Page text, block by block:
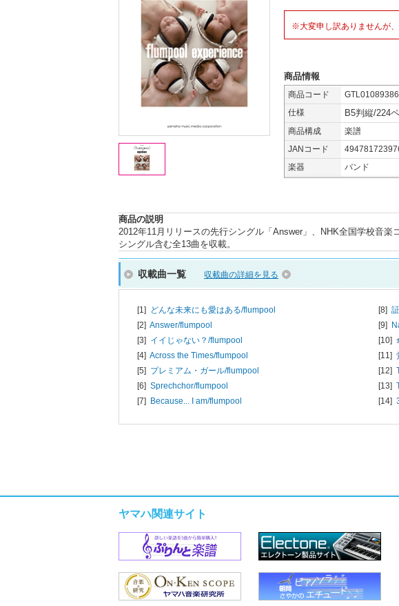
※大変申し訳ありませんが
商品情報
商品コード GTL01089386
仕様
B5判縦/224
商品構成
楽譜
JANコード
楽器
バンド
商品の説明
2012年11月リリースの先行シングル「Answer」、NHK全国学校音
シングル含む全13曲を収載。
収載曲一覧 収載曲の詳細を見る
[1] どんな未来にも愛はある/flumpool
[2] Answer/flumpool
[3] イイじゃない？/flumpool
[4] Across the Times/flumpool
[5] プレミアム・ガール/flumpool
[6] Sprechchor/flumpool
[7] Because... I am/flumpool
[8]
[9]
[10]
[11]
[12]
[13]
[14]
ヤマハ関連サイト